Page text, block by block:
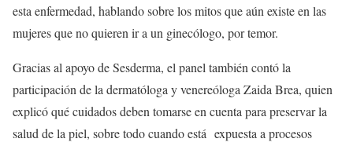
esta enfermedad, hablando sobre los mitos que aún existe en las
mujeres que no quieren ir a un ginecólogo, por temor.
Gracias al apoyo de Sesderma, el panel también contó la
participación de la dermatóloga y venereóloga Zaida Brea, quien
explicó qué cuidados deben tomarse en cuenta para preservar la
salud de la piel, sobre todo cuando está expuesta a procesos